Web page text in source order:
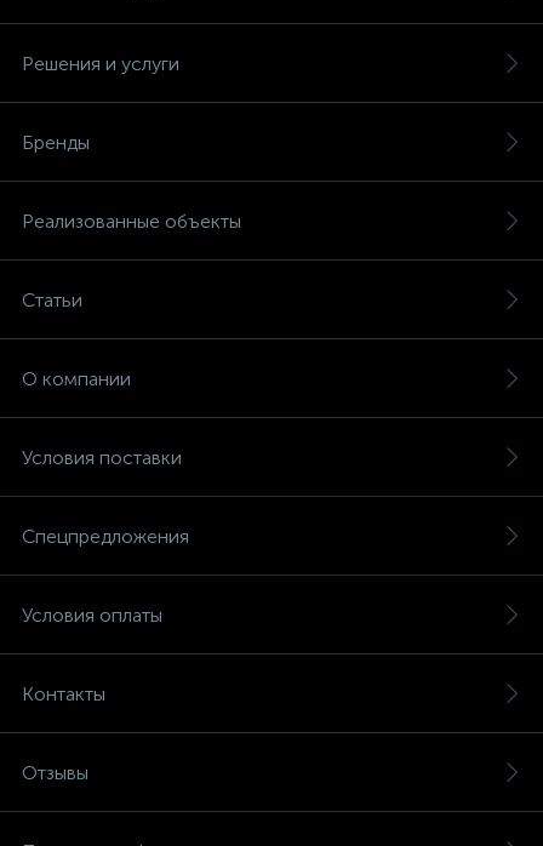
Решения и услуги
Бренды
Реализованные объекты
Статьи
О компании
Условия поставки
Спецпредложения
Условия оплаты
Контакты
Отзывы